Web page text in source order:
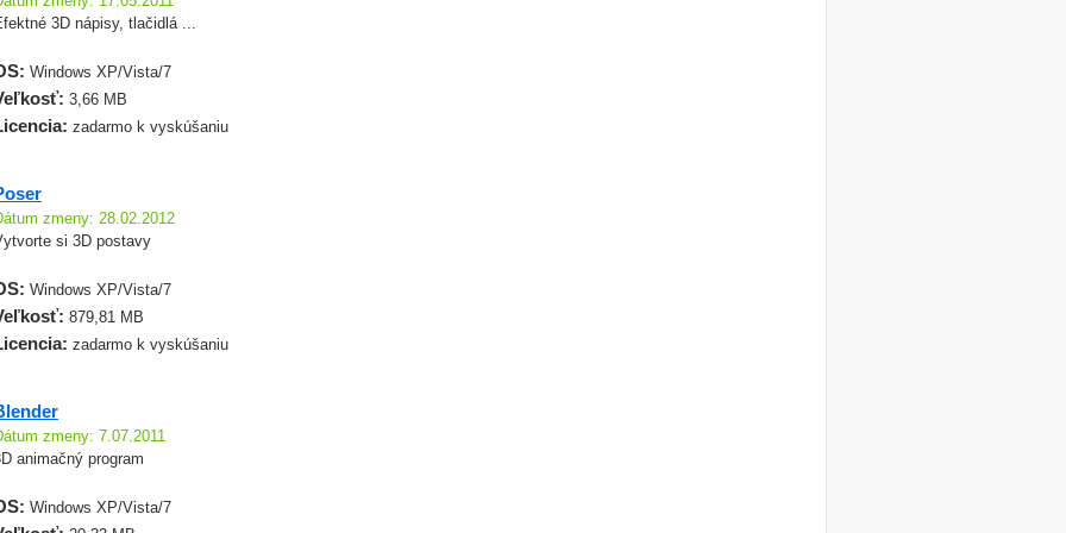
3D nápisy, tlačidlá ...
Windows XP/Vista/7
3,66 MB
zadarmo k vyskúšaniu
zmeny: 28.02.2012
si 3D postavy
Windows XP/Vista/7
879,81 MB
zadarmo k vyskúšaniu
zmeny: 7.07.2011
animačný program
Windows XP/Vista/7